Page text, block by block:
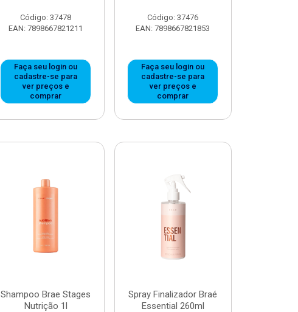
Código: 37478
EAN: 7898667821211
Faça seu login ou
cadastre-se para
ver preços e
comprar
Código: 37476
EAN: 7898667821853
Faça seu login ou
cadastre-se para
ver preços e
comprar
Shampoo Brae Stages
Nutrição 1l
Spray Finalizador Braé
Essential 260ml